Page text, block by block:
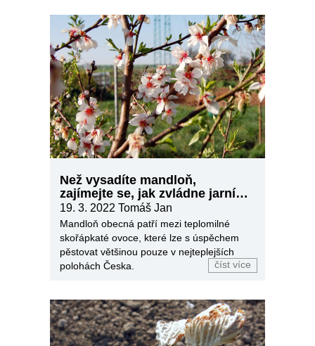
Než vysadíte mandloň,
zajímejte se, jak zvládne jarní
mráz
19. 3. 2022 Tomáš Jan
Mandloň obecná patří mezi teplomilné
skořápkaté ovoce, které lze s úspěchem
pěstovat většinou pouze v nejteplejších
polohách Česka.
číst více